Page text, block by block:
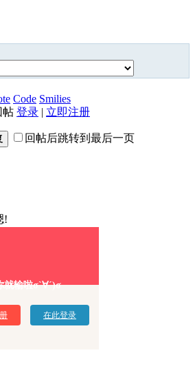
Code Smilies
帖 登录 | 立即注册
回帖后跳转到最后一页
!
就输啦σ`∀´)σ
在此登录